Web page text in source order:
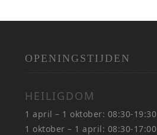
OPENINGSTIJDEN
HEILIGDOM
1 april – 1 oktober: 08:30-19:30
1 oktober – 1 april: 08:30-17:00